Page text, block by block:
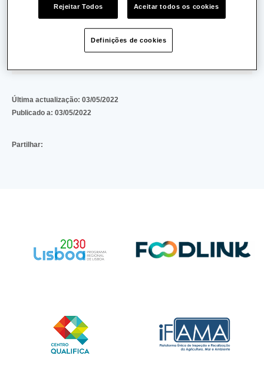
Download
Última actualização: 03/05/2022
Publicado a: 03/05/2022
Partilhar:
Rejeitar Todos Aceitar todos os cookies
Definições de cookies